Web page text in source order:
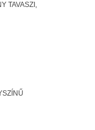
TAVASZI,